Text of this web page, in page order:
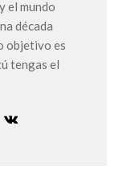
el mundo
década
objetivo es
tengas el